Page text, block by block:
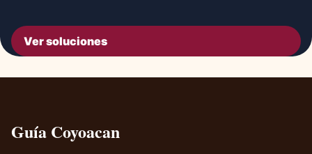
Ver soluciones
Guía Coyoacan